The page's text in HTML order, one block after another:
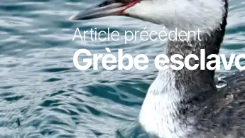
Article précédent
Grèbe